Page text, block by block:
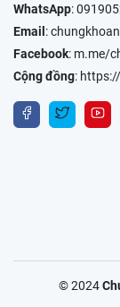
WhatsApp:
Email :
Facebook: m.me/
Cộng đồng:
© 2024